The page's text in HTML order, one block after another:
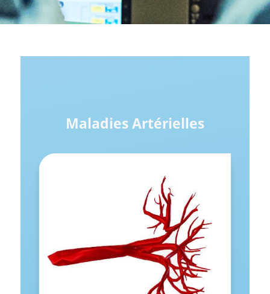
Maladies Artérielles